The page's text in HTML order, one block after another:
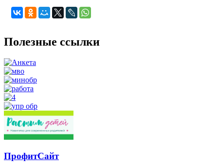
Полезные ссылки
ПрофитСайт